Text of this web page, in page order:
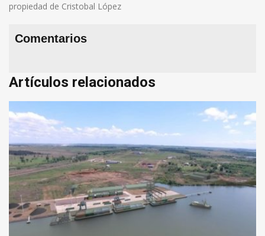
propiedad de Cristobal López
Comentarios
Artículos relacionados